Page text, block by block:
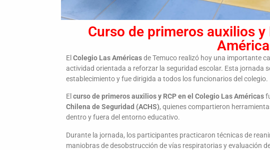
Curso de primeros auxilios y
El Colegio Las Américasde Temuco realizó hoy una importante
actividad orientada a reforzar la seguridad escolar. Esta jornada
establecimiento y fue dirigida a todos los funcionarios del colegio.
El curso de primeros auxilios y RCP en el Colegio Las Américas
Chilena de Seguridad (ACHS), quienes compartieron
dentro y fuera del entorno educativo.
Durante la jornada, los participantes practicaron técnicas de
maniobras de desobstrucción de vías respiratorias y evaluación